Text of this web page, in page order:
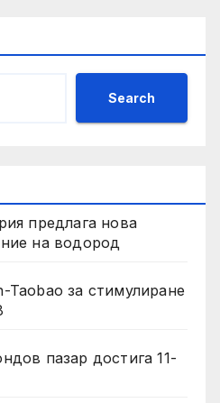
Search
предлага нова
на водород
Taobao за стимулиране
пазар достига 11-